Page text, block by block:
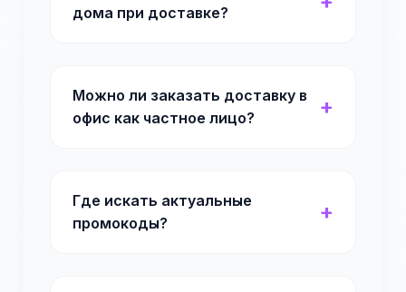
дома при доставке?
Можно ли заказать доставку в
офис как частное лицо?
Где искать актуальные
промокоды?